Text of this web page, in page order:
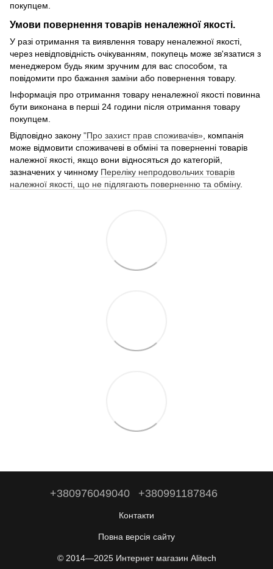
покупцем.
Умови повернення товарів неналежної якості.
У разі отримання та виявлення товару неналежної якості,
через невідповідність очікуванням, покупець може зв'язатися з
менеджером будь яким зручним для вас способом, та
повідомити про бажання заміни або повернення товару.
Інформація про отримання товару неналежної якості повинна
бути виконана в перші 24 години після отримання товару
покупцем.
Відповідно закону "Про захист прав споживачів», компанія
може відмовити споживачеві в обміні та поверненні товарів
належної якості, якщо вони відносяться до категорій,
зазначених у чинному Переліку непродовольчих товарів
належної якості, що не підлягають поверненню та обміну.
+380976049040 +380991187846
Контакти
Повна версія сайту
© 2014—2025 Интернет магазин Alitech